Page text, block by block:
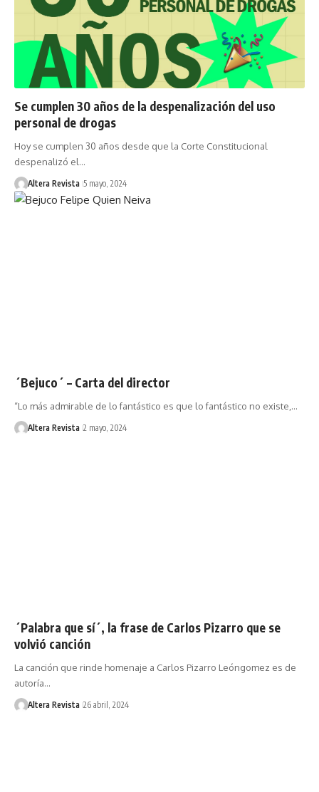
Se cumplen 30 años de la despenalización del uso
personal de drogas
Hoy se cumplen 30 años desde que la Corte Constitucional
despenalizó el…
Altera Revista 5 mayo, 2024
´Bejuco´ – Carta del director
“Lo más admirable de lo fantástico es que lo fantástico no existe,…
Altera Revista 2 mayo, 2024
´Palabra que sí´, la frase de Carlos Pizarro que se
volvió canción
La canción que rinde homenaje a Carlos Pizarro Leóngomez es de
autoría…
Altera Revista 26 abril, 2024